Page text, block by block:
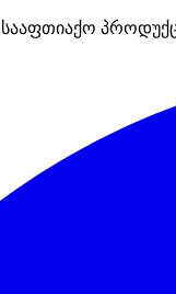
სააფთიაქო